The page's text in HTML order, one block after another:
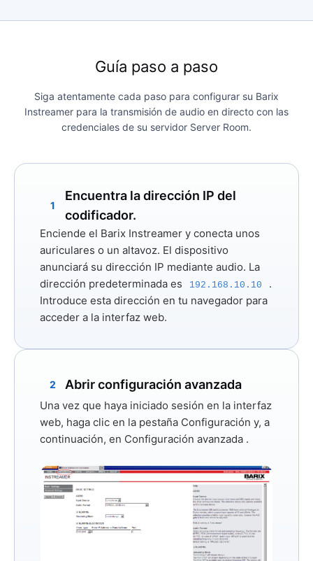
Guía paso a paso
Siga atentamente cada paso para configurar su Barix
Instreamer para la transmisión de audio en directo con las
credenciales de su servidor Server Room.
1
Encuentra la dirección IP del
codificador.
Enciende el Barix Instreamer y conecta unos
auriculares o un altavoz. El dispositivo
anunciará su dirección IP mediante audio. La
dirección predeterminada es
192.168.10.10
.
Introduce esta dirección en tu navegador para
acceder a la interfaz web.
2 Abrir configuración avanzada
Una vez que haya iniciado sesión en la interfaz
web, haga clic en la pestaña Configuración y, a
continuación, en Configuración avanzada .